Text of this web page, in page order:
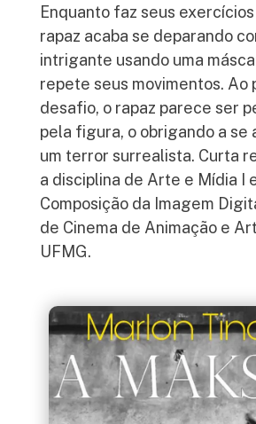
Enquanto faz seus
rapaz acaba se deparando
intrigante usando uma
repete seus movimentos. Ao
desafio, o rapaz parece ser
pela figura, o obrigando a se
um terror surrealista. Curta
a disciplina de Arte e Mídia I
Composição da Imagem
de Cinema de Animação e
UFMG.